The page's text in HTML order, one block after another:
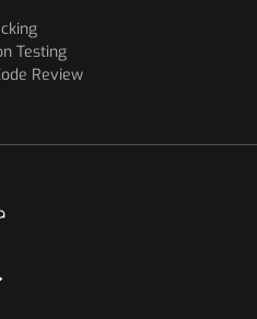
Testing
Review